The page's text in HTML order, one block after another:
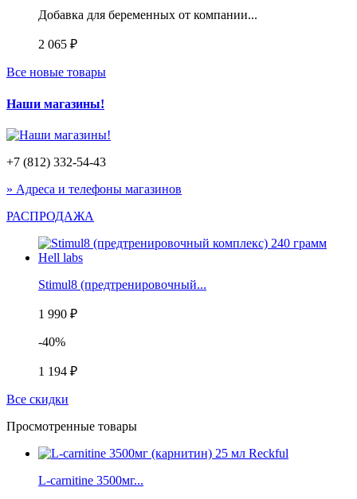
Добавка для беременных от компании...
2 065 ₽
Все новые товары
Наши магазины!
+7 (812) 332-54-43
» Адреса и телефоны магазинов
РАСПРОДАЖА
Stimul8 (предтренировочный...
1 990 ₽
-40%
1 194 ₽
Все скидки
Просмотренные товары
L-carnitine 3500мг...